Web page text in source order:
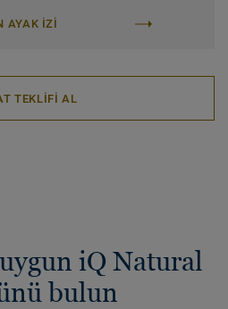
AYAK IZI
TEKLİFİ AL
iQ Natural
bulun